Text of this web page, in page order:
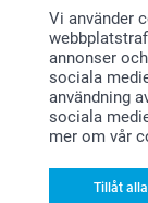
Vi använder
annonser
sociala
användning
sociala
mer om vår
Tillåt
är nöjd
Vi
Varma
Helene
Jättebra
Visa reaktioner
2026-07-
11:57
Stort
2026-03-03